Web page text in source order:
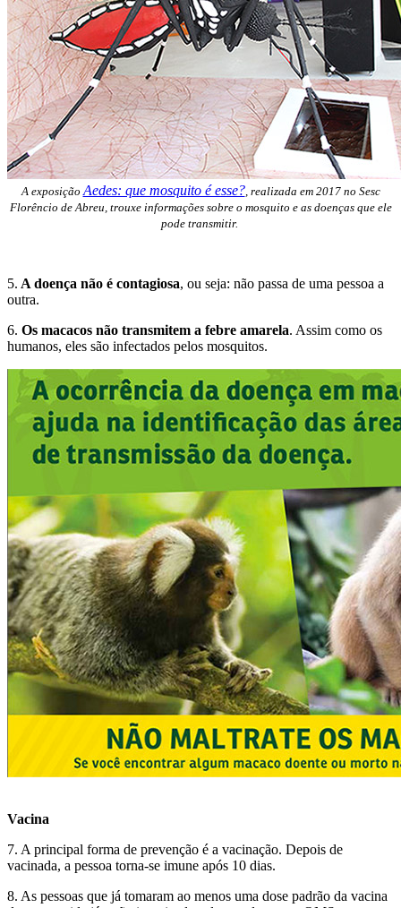
A exposição Aedes: que mosquito é esse?, realizada em 2017 no Sesc
Florêncio de Abreu, trouxe informações sobre o mosquito e as doenças que ele
pode transmitir.
5. A doença não é contagiosa, ou seja: não passa de uma pessoa a
outra.
6. Os macacos não transmitem a febre amarela. Assim como os
humanos, eles são infectados pelos mosquitos.
Vacina
7. A principal forma de prevenção é a vacinação. Depois de
vacinada, a pessoa torna-se imune após 10 dias.
8. As pessoas que já tomaram ao menos uma dose padrão da vacina